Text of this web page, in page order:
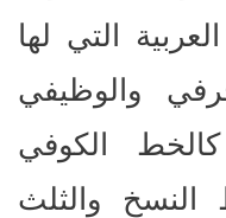
التي لها
والوظيفي
الكوفي
النسخ والثلث